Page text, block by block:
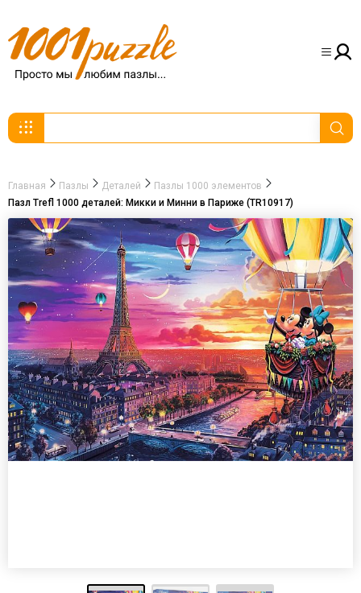
Главная Пазлы Деталей
Пазлы 1000 элементов
Пазл Trefl 1000 деталей: Микки и Минни в Париже (TR10917)